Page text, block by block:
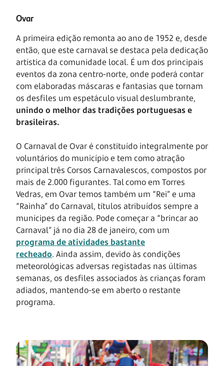
Ovar
A primeira edição remonta ao ano de 1952 e, desde
então, que este carnaval se destaca pela dedicação
artística da comunidade local. É um dos principais
eventos da zona centro-norte, onde poderá contar
com elaboradas máscaras e fantasias que tornam
os desfiles um espetáculo visual deslumbrante,
unindo o melhor das tradições portuguesas e
brasileiras.
O Carnaval de Ovar é constituído integralmente por
voluntários do município e tem como atração
principal três Corsos Carnavalescos, compostos por
mais de 2.000 figurantes. Tal como em Torres
Vedras, em Ovar temos também um “Rei” e uma
“Rainha” do Carnaval, títulos atribuídos sempre a
munícipes da região. Pode começar a “brincar ao
Carnaval” já no dia 28 de janeiro, com um
programa de atividades bastante
recheado. Ainda assim, devido às condições
meteorológicas adversas registadas nas últimas
semanas, os desfiles associados às crianças foram
adiados, mantendo-se em aberto o restante
programa.